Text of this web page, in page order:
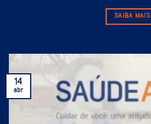
SAIBA MAIS
14
abr